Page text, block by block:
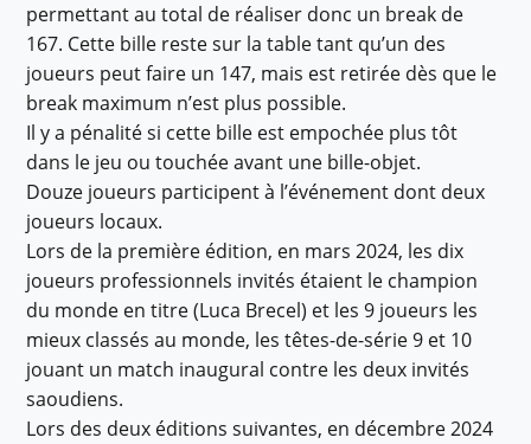
permettant au total de réaliser donc un break de
167. Cette bille reste sur la table tant qu’un des
joueurs peut faire un 147, mais est retirée dès que le
break maximum n’est plus possible.
Il y a pénalité si cette bille est empochée plus tôt
dans le jeu ou touchée avant une bille-objet.
Douze joueurs participent à l’événement dont deux
joueurs locaux.
Lors de la première édition, en mars 2024, les dix
joueurs professionnels invités étaient le champion
du monde en titre (Luca Brecel) et les 9 joueurs les
mieux classés au monde, les têtes-de-série 9 et 10
jouant un match inaugural contre les deux invités
saoudiens.
Lors des deux éditions suivantes, en décembre 2024